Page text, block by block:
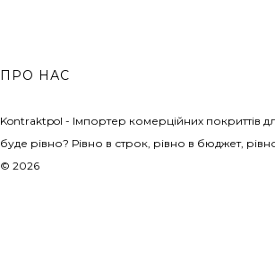
ПРО НАС
Kontraktpol - Імпортер комерційних покриттів
буде рівно? Рівно в строк, рівно в бюджет,
© 2026